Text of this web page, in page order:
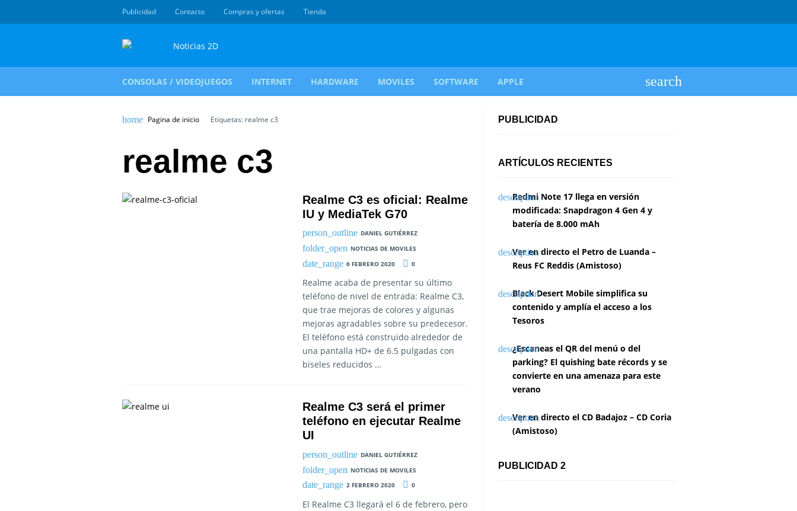
Publicidad Contacto Compras y ofertas Tienda
CONSOLAS / VIDEOJUEGOS INTERNET HARDWARE MOVILES SOFTWARE APPLE
Pagina de inicio Etiquetas: realme c3
realme c3
Realme C3 es oficial: Realme
IU y MediaTek G70
DANIEL GUTIÉRREZ
NOTICIAS DE MOVILES
6 FEBRERO 2020
0
Realme acaba de presentar su último
teléfono de nivel de entrada: Realme C3,
que trae mejoras de colores y algunas
mejoras agradables sobre su predecesor.
El teléfono está construido alrededor de
una pantalla HD+ de 6.5 pulgadas con
biseles reducidos …
Realme C3 será el primer
teléfono en ejecutar Realme
UI
DANIEL GUTIÉRREZ
NOTICIAS DE MOVILES
2 FEBRERO 2020
0
El Realme C3 llegará el 6 de febrero, pero
PUBLICIDAD
ARTÍCULOS RECIENTES
Redmi Note 17 llega en versión
modificada: Snapdragon 4 Gen 4 y
batería de 8.000 mAh
Ver en directo el Petro de Luanda –
Reus FC Reddis (Amistoso)
Black Desert Mobile simplifica su
contenido y amplía el acceso a los
Tesoros
¿Escaneas el QR del menú o del
parking? El quishing bate récords y se
convierte en una amenaza para este
verano
Ver en directo el CD Badajoz – CD Coria
(Amistoso)
PUBLICIDAD 2